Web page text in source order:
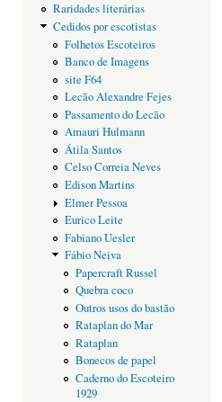
Raridades literárias
Cedidos por escotistas
Folhetos Escoteiros
Banco de Imagens
site F64
Lecão Alexandre Fejes
Passamento do Lecão
Amauri Hulmann
Átila Santos
Celso Correia Neves
Edison Martins
Elmer Pessoa
Eurico Leite
Fabiano Uesler
Fábio Neiva
Papercraft Russel
Quebra coco
Outros usos do bastão
Rataplan do Mar
Rataplan
Bonecos de papel
Caderno do Escoteiro
1929